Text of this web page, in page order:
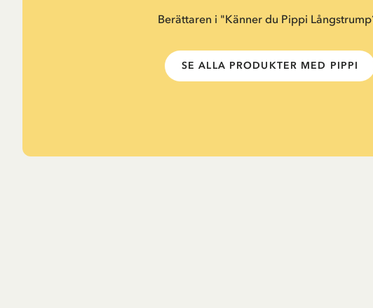
Berättaren i "Känner du Pippi
SE ALLA PRODUKTER MED PIPPI